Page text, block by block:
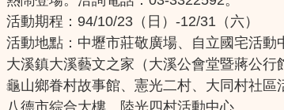
活動期程：94/10/23（日）-12/31（六）
活動地點：中壢市莊敬廣場、自立國宅活動
大溪鎮大溪藝文之家（大溪公會堂暨蔣公行
龜山鄉眷村故事館、憲光二村、大同村社區
八德市綜合大樓、陸光四村活動中心